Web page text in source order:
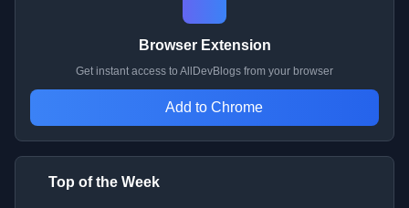
Browser Extension
Get instant access to AllDevBlogs from your browser
Add to Chrome
Top of the Week